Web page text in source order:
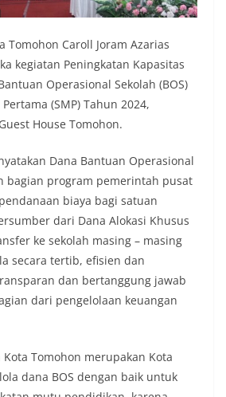
Tomohon Caroll Joram Azarias
kegiatan Peningkatan Kapasitas
Operasional Sekolah (BOS)
(SMP) Tahun 2024,
House Tomohon.
Dana Bantuan Operasional
bagian program pemerintah pusat
biaya bagi satuan
dari Dana Alokasi Khusus
ke sekolah masing – masing
secara tertib, efisien dan
dan bertanggung jawab
dari pengelolaan keuangan
Tomohon merupakan Kota
dana BOS dengan baik untuk